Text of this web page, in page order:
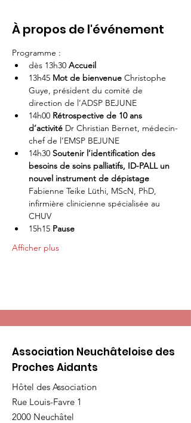
À propos de l'événement
Programme :
dès 13h30 Accueil
13h45 Mot de bienvenue Christophe
Guye, président du comité de
direction de l’ADSP BEJUNE
14h00 Rétrospective de 10 ans
d’activité Dr Christian Bernet, médecin-
chef de l’EMSP BEJUNE
14h30 Soutenir l’identification des
besoins de soins palliatifs, ID-PALL un
nouvel instrument de dépistage
Fabienne Teike Lüthi, MScN, PhD,
infirmière clinicienne spécialisée au
CHUV
15h15 Pause
Afficher plus
Association Neuchâteloise des
Proches Aidants
Hôtel des Association
Rue Louis-Favre 1
2000 Neuchâtel